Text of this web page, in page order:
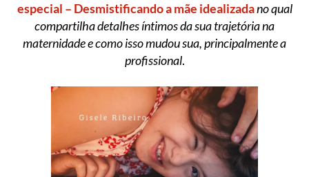
especial – Desmistificando a mãe idealizadano qual
compartilha detalhes íntimos da sua trajetória na
maternidade e como isso mudou sua, principalmente a
profissional.